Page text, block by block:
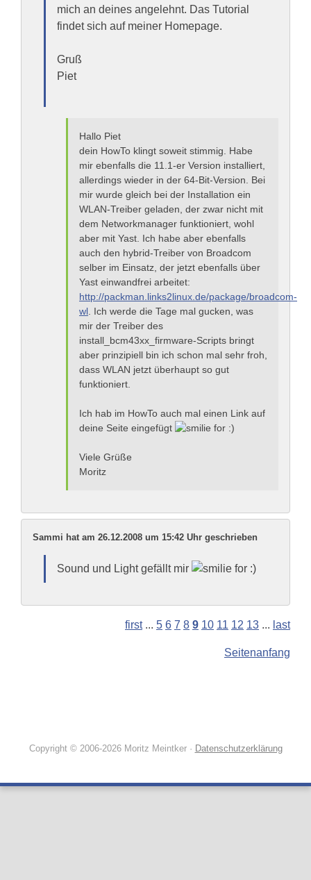
mich an deines angelehnt. Das Tutorial
findet sich auf meiner Homepage.
Gruß
Piet
Hallo Piet
dein HowTo klingt soweit stimmig. Habe
mir ebenfalls die 11.1-er Version installiert,
allerdings wieder in der 64-Bit-Version. Bei
mir wurde gleich bei der Installation ein
WLAN-Treiber geladen, der zwar nicht mit
dem Networkmanager funktioniert, wohl
aber mit Yast. Ich habe aber ebenfalls
auch den hybrid-Treiber von Broadcom
selber im Einsatz, der jetzt ebenfalls über
Yast einwandfrei arbeitet:
http://packman.links2linux.de/package/broadcom-
wl . Ich werde die Tage mal gucken, was
mir der Treiber des
install_bcm43xx_firmware-Scripts bringt
aber prinzipiell bin ich schon mal sehr froh,
dass WLAN jetzt überhaupt so gut
funktioniert.
Ich hab im HowTo auch mal einen Link auf
deine Seite eingefügt
Viele Grüße
Moritz
Sammi hat am 26.12.2008 um 15:42 Uhr geschrieben
Sound und Light gefällt mir
first... 5 6 7 8 9 10 11 12 13 ... last
Seitenanfang
Copyright © 2006-2026 Moritz Meintker · Datenschutzerklärung